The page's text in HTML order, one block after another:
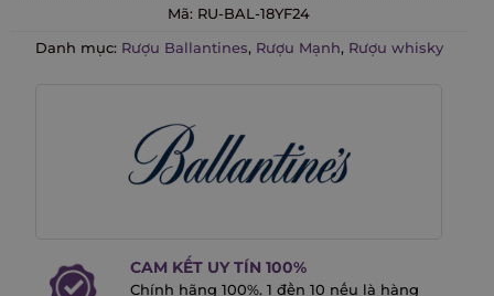
Mã: RU-BAL-18YF24
Danh mục: Rượu Ballantines, Rượu Mạnh, Rượu whisky
CAM KẾT UY TÍN 100%
Chính hãng 100%. 1 đền 10 nếu là hàng